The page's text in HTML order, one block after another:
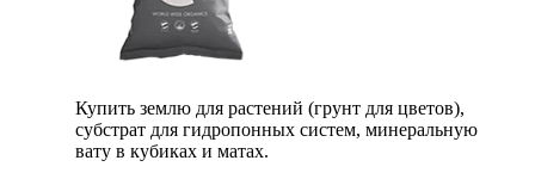
Купить землю для растений (грунт для цветов),
субстрат для гидропонных систем, минеральную
вату в кубиках и матах.